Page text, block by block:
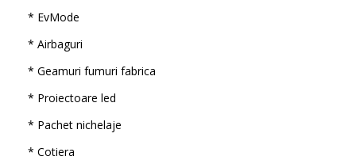
* EvMode
* Airbaguri
* Geamuri fumuri fabrica
* Proiectoare led
* Pachet nichelaje
* Cotiera